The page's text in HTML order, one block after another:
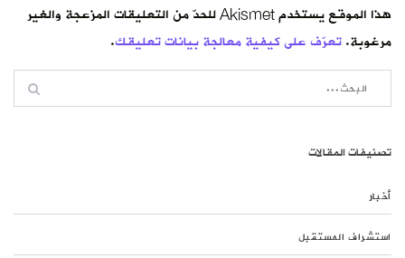
هذا الموقع يستخدم Akismet للحدّ من التعليقات المزعجة والغير
مرغوبة.تعرّف على كيفية معالجة بيانات تعليقك.
تصنيفات المقالات
أخبار
استشراف المستقبل